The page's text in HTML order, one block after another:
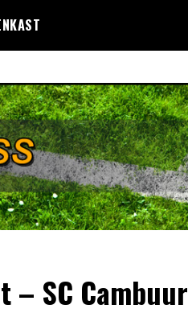
– SC Cambuur